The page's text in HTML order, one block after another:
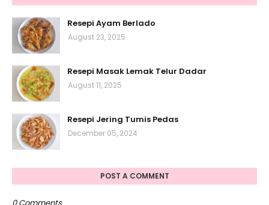
Resepi Ayam Berlado
August 23, 2025
Resepi Masak Lemak Telur Dadar
August 11, 2025
Resepi Jering Tumis Pedas
December 05, 2024
POST A COMMENT